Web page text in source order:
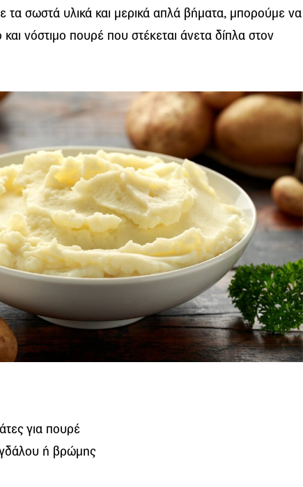
τα σωστά υλικά και μερικά απλά βήματα, μπορούμε να
νόστιμο πουρέ που στέκεται άνετα δίπλα στον
για πουρέ
ή βρώμης